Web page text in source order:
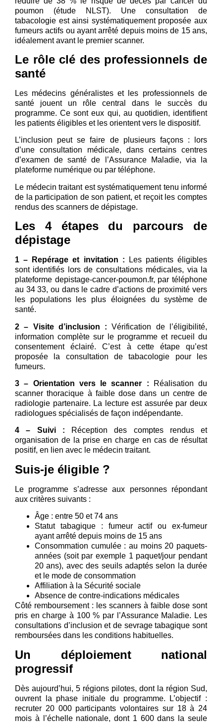
poumon (étude NLST). Une consultation de
tabacologie est ainsi systématiquement proposée aux
fumeurs actifs ou ayant arrêté depuis moins de 15 ans,
idéalement avant le premier scanner.
Le rôle clé des professionnels de
santé
Les médecins généralistes et les professionnels de
santé jouent un rôle central dans le succès du
programme. Ce sont eux qui, au quotidien, identifient
les patients éligibles et les orientent vers le dispositif.
L’inclusion peut se faire de plusieurs façons : lors
d’une consultation médicale, dans certains centres
d’examen de santé de l’Assurance Maladie, via la
plateforme numérique ou par téléphone.
Le médecin traitant est systématiquement tenu informé
de la participation de son patient, et reçoit les comptes
rendus des scanners de dépistage.
Les 4 étapes du parcours de
dépistage
1 – Repérage et invitation : Les patients éligibles
sont identifiés lors de consultations médicales, via la
plateforme depistage-cancer-poumon.fr, par téléphone
au 34 33, ou dans le cadre d’actions de proximité vers
les populations les plus éloignées du système de
santé.
2 – Visite d’inclusion :Vérification de l’éligibilité,
information complète sur le programme et recueil du
consentement éclairé. C’est à cette étape qu’est
proposée la consultation de tabacologie pour les
fumeurs.
3 – Orientation vers le scanner : Réalisation du
scanner thoracique à faible dose dans un centre de
radiologie partenaire. La lecture est assurée par deux
radiologues spécialisés de façon indépendante.
4 – Suivi : Réception des comptes rendus et
organisation de la prise en charge en cas de résultat
positif, en lien avec le médecin traitant.
Suis-je éligible ?
Le programme s’adresse aux personnes répondant
aux critères suivants :
Âge : entre 50 et 74 ans
Statut tabagique : fumeur actif ou ex-fumeur
ayant arrêté depuis moins de 15 ans
Consommation cumulée : au moins 20 paquets-
années (soit par exemple 1 paquet/jour pendant
20 ans), avec des seuils adaptés selon la durée
et le mode de consommation
Affiliation à la Sécurité sociale
Absence de contre-indications médicales
Côté remboursement : les scanners à faible dose sont
pris en charge à 100 % par l’Assurance Maladie. Les
consultations d’inclusion et de sevrage tabagique sont
remboursées dans les conditions habituelles.
Un déploiement national
progressif
Dès aujourd’hui, 5 régions pilotes, dont la région Sud,
ouvrent la phase initiale du programme. L’objectif :
recruter 20 000 participants volontaires sur 18 à 24
mois à l’échelle nationale, dont 1 600 dans la seule